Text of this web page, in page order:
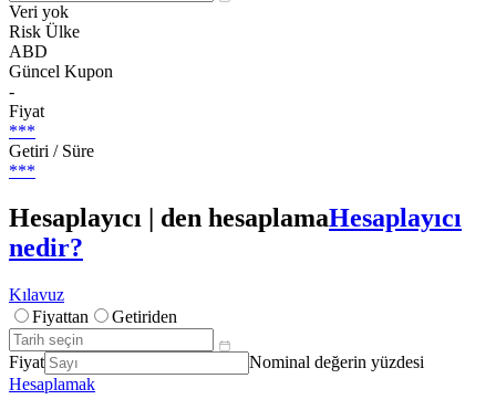
Veri yok
Risk Ülke
ABD
Güncel Kupon
-
Fiyat
***
Getiri / Süre
***
Hesaplayıcı | den hesaplamaHesaplayıcı
nedir?
Kılavuz
Fiyattan
Getiriden
Fiyat
Nominal değerin yüzdesi
Hesaplamak